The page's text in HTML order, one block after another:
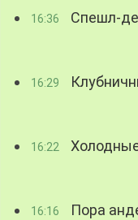
16:36 Спешл-
16:29
16:22
16:16
Пора